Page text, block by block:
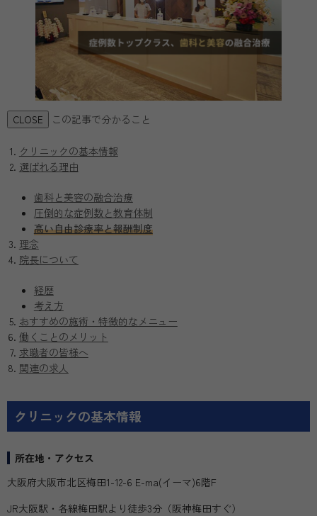
CLOSE この記事で分かること
クリニックの基本情報
選ばれる理由
歯科と美容の融合治療
圧倒的な症例数と教育体制
高い自由診療率と報酬制度
理念
院長について
経歴
考え方
おすすめの施術・特徴的なメニュー
働くことのメリット
求職者の皆様へ
関連の求人
クリニックの基本情報
所在地・アクセス
大阪府大阪市北区梅田1-12-6 E-ma(イーマ)6階F
JR大阪駅・各線梅田駅より徒歩3分（阪神梅田すぐ）